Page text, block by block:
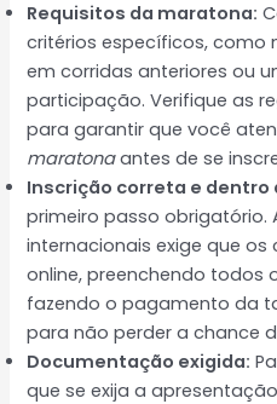
Requisitos da maratona:
critérios específicos, como
em corridas anteriores ou
participação. Verifique as
para garantir que você
maratonaantes de se
Inscrição correta e dentro
primeiro passo
internacionais exige que os
online, preenchendo todos
fazendo o pagamento da
para não perder a chance
Documentação exigida:
que se exija a